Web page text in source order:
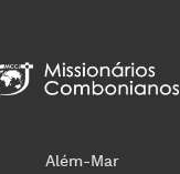
Além-Mar